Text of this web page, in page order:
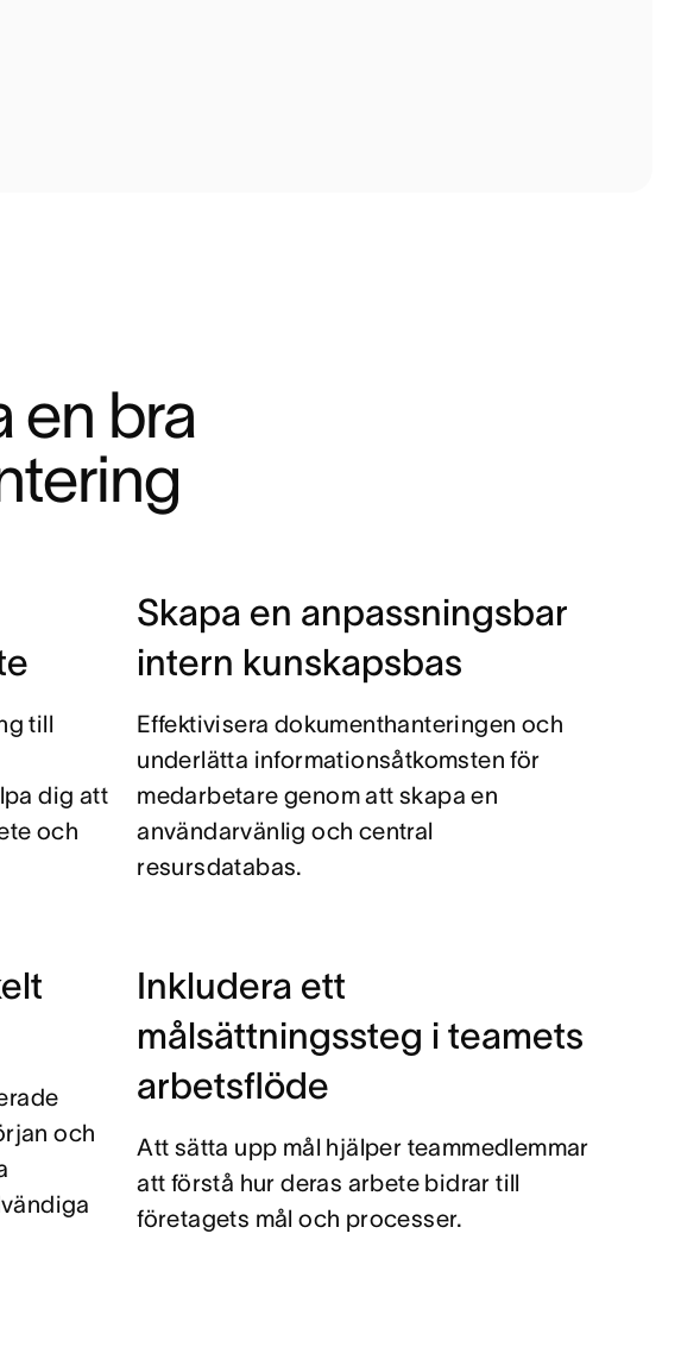
en bra
till
dig att
och
Skapa en anpassningsbar
intern kunskapsbas
Effektivisera dokumenthanteringen och
underlätta informationsåtkomsten för
medarbetare genom att skapa en
användarvänlig och central
resursdatabas.
och
Inkludera ett
målsättningssteg i teamets
arbetsflöde
Att sätta upp mål hjälper teammedlemmar
att förstå hur deras arbete bidrar till
företagets mål och processer.